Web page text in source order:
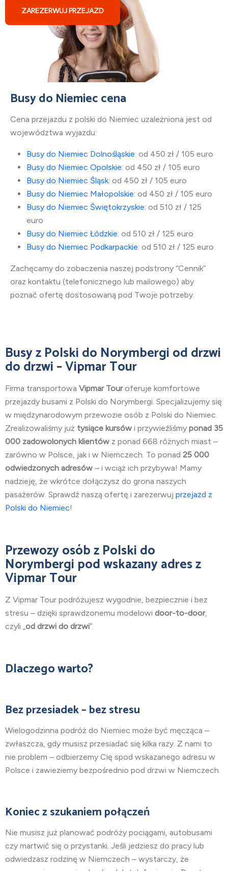
ZAREZERWUJ PRZEJAZD
Busy do Niemiec cena
Cena przejazdu z polski do Niemiec uzależniona jest od
województwa wyjazdu:
Busy do Niemiec Dolnośląskie: od 450 zł / 105 euro
Busy do Niemiec Opolskie: od 450 zł / 105 euro
Busy do Niemiec Śląsk: od 450 zł / 105 euro
Busy do Niemiec Małopolskie: od 450 zł / 105 euro
Busy do Niemiec Świętokrzyskie: od 510 zł / 125
euro
Busy do Niemiec Łódzkie: od 510 zł / 125 euro
Busy do Niemiec Podkarpackie: od 510 zł / 125 euro
Zachęcamy do zobaczenia naszej podstrony “Cennik”
oraz kontaktu (telefonicznego lub mailowego) aby
poznać ofertę dostosowaną pod Twoje potrzeby.
Busyz Polski do Norymbergiod drzwi
do drzwi – Vipmar Tour
Firma transportowa Vipmar Touroferuje komfortowe
przejazdy busami z Polski do Norymbergi . Specjalizujemy się
w międzynarodowym przewozie osób z Polski do Niemiec.
Zrealizowaliśmy już tysiące kursów i przywieźliśmy ponad 35
000 zadowolonych klientów z ponad 668 różnych miast –
zarówno w Polsce, jak i w Niemczech. To ponad 25 000
odwiedzonych adresów – i wciąż ich przybywa! Mamy
nadzieję, że wkrótce dołączysz do grona naszych
pasażerów. Sprawdź naszą ofertę i zarezerwuj przejazd z
Polski do Niemiec!
Przewozy osóbz Polski do
Norymbergi pod wskazany adres z
Vipmar Tour
Z Vipmar Tour podróżujesz wygodnie, bezpiecznie i bez
stresu – dzięki sprawdzonemu modelowi door-to-door,
czyli „ od drzwi do drzwi”.
Dlaczego warto?
Bez przesiadek – bez stresu
Wielogodzinna podróż do Niemiec może być męcząca –
zwłaszcza, gdy musisz przesiadać się kilka razy. Z nami to
nie problem – odbierzemy Cię spod wskazanego adresu w
Polsce i zawieziemy bezpośrednio pod drzwi w Niemczech.
Koniec z szukaniem połączeń
Nie musisz już planować podróży pociągami, autobusami
czy martwić się o przystanki. Jeśli jedziesz do pracy lub
odwiedzasz rodzinę w Niemczech – wystarczy, że